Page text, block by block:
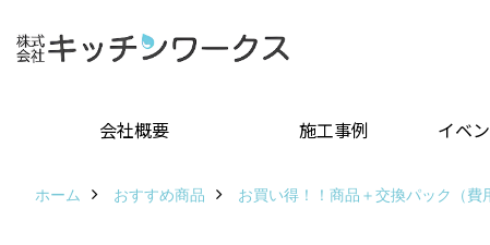
会社概要 施工事例 イベ
ホーム おすすめ商品 お買い得！！商品＋交換パック（費